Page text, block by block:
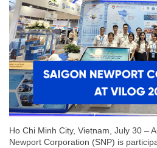
Ho Chi Minh City, Vietnam, July 30 –
Newport Corporation (SNP) is